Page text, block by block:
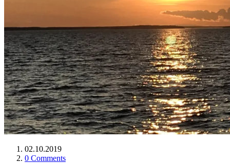
02.10.2019
0 Comments